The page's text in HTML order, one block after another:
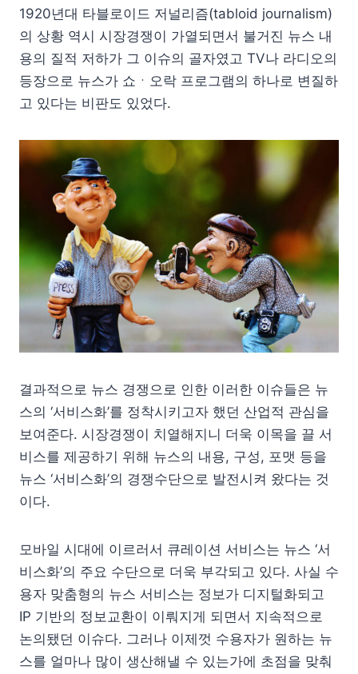
1920년대 타블로이드 저널리즘(tabloid journalism)
의 상황 역시 시장경쟁이 가열되면서 불거진 뉴스 내
용의 질적 저하가 그 이슈의 골자였고 TV나 라디오의
등장으로 뉴스가 쇼ㆍ오락 프로그램의 하나로 변질하
고 있다는 비판도 있었다.
결과적으로 뉴스 경쟁으로 인한 이러한 이슈들은 뉴
스의 ‘서비스화’를 정착시키고자 했던 산업적 관심을
보여준다. 시장경쟁이 치열해지니 더욱 이목을 끌 서
비스를 제공하기 위해 뉴스의 내용, 구성, 포맷 등을
뉴스 ‘서비스화’의 경쟁수단으로 발전시켜 왔다는 것
이다.
모바일 시대에 이르러서 큐레이션 서비스는 뉴스 ‘서
비스화’의 주요 수단으로 더욱 부각되고 있다. 사실 수
용자 맞춤형의 뉴스 서비스는 정보가 디지털화되고
IP 기반의 정보교환이 이뤄지게 되면서 지속적으로
논의됐던 이슈다. 그러나 이제껏 수용자가 원하는 뉴
스를 얼마나 많이 생산해낼 수 있는가에 초점을 맞춰